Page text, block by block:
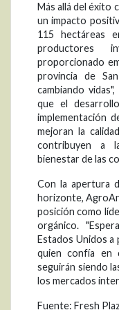
Más allá del éxito
un impacto
115 hectáreas
productores
proporcionado
provincia de
cambiando
que el
implementación
mejoran la
contribuyen a
bienestar de las
Con la apertura
horizonte,
posición como
orgánico.
Estados Unidos a
quien confía en
seguirán siendo
los mercados
Fuente: Fresh